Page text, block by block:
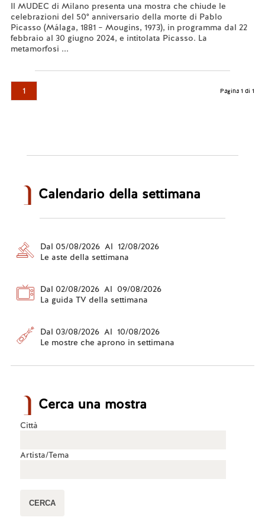
Il MUDEC di Milano presenta una mostra che chiude le
celebrazioni del 50° anniversario della morte di Pablo
Picasso (Málaga, 1881 – Mougins, 1973), in programma dal 22
febbraio al 30 giugno 2024, e intitolata Picasso. La
metamorfosi ...
1 Pagina 1 di 1
Calendario della settimana
Dal 05/08/2026 Al 12/08/2026
Le aste della settimana
Dal 02/08/2026 Al 09/08/2026
La guida TV della settimana
Dal 03/08/2026 Al 10/08/2026
Le mostre che aprono in settimana
Cerca una mostra
Città
Artista/Tema